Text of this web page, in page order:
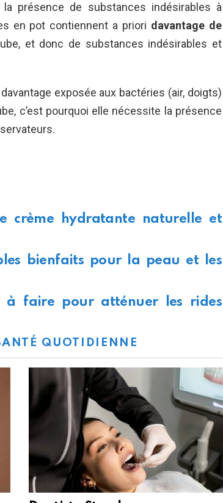
présence de substances indésirables à
en pot contiennent a priori davantage de
et donc de substances indésirables et
exposée aux bactéries (air, doigts)
c’est pourquoi elle nécessite la présence
crème hydratante naturelle et
bienfaits pour la peau et les
à faire pour atténuer les rides
QUOTIDIENNE